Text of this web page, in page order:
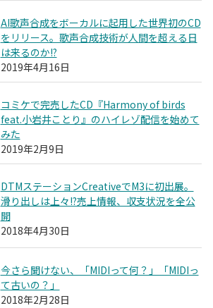
AI歌声合成をボーカルに起用した世界初のCD
をリリース。歌声合成技術が人間を超える日
は来るのか!?
2019年4月16日
コミケで完売したCD『Harmony of birds
feat.小岩井ことり』のハイレゾ配信を始めて
みた
2019年2月9日
DTMステーションCreativeでM3に初出展。
滑り出しは上々!?売上情報、収支状況を全公
開
2018年4月30日
今さら聞けない、「MIDIって何？」「MIDIっ
て古いの？」
2018年2月28日